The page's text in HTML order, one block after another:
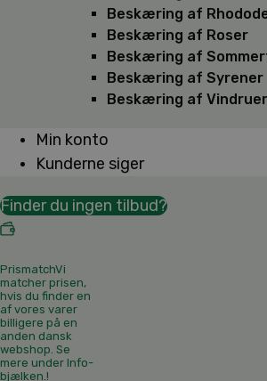
Beskæring af
Beskæring af Roser
Beskæring af
Beskæring af Syrener
Beskæring af Vindruer
Min konto
Kunderne siger
Finder du ingen tilbud?
PrismatchVi
matcher prisen,
hvis du finder en
af vores varer
billigere på en
anden dansk
webshop. Se
mere under Info-
bjælken.!